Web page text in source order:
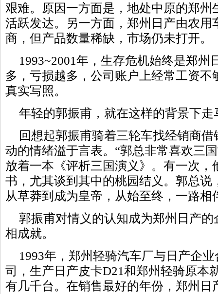
艰难。原因一方面是，地处中原的郑州
活跃发达。另一方面，郑州日产由农用
商，但产品数量稀缺，市场仍未打开。
1993~2001年，生存危机始终是郑州
多，亏损越多，公司账户上经常工资
真实写照。
年轻的郭振甫，就在这样的背景下走
回想起郭振甫骑着三轮车找经销商
动的情绪溢于言表。“郭总非常喜欢三
放着一本《评析三国演义》。有一次，
书，尤其谈到其中的桃园结义。郭总说
从草莽到成为皇帝，从始至终，一路相
郭振甫对情义的认知成为郑州日产
相成就。
1993年，郑州轻骑汽车厂与日产企
司，生产日产皮卡D21和郑州轻骑原本
有几千台。在销售最好的年份，郑州日